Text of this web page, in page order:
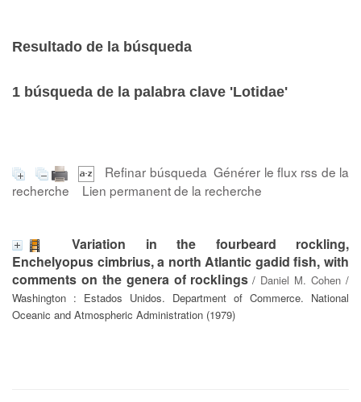
Resultado de la búsqueda
1 búsqueda de la palabra clave 'Lotidae'
Refinar búsqueda Générer le flux rss de la
recherche
Lien permanent de la recherche
Variation in the fourbeard rockling,
Enchelyopus cimbrius, a north Atlantic gadid fish, with
comments on the genera of rocklings/ Daniel M. Cohen /
Washington : Estados Unidos. Department of Commerce. National
Oceanic and Atmospheric Administration (1979)